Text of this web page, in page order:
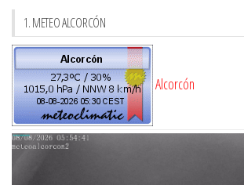
1. METEO ALCORCÓN
Alcorcón